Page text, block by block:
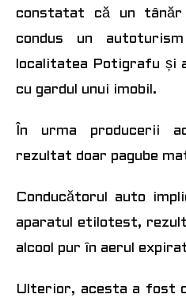
constatat că un
condus un
localitatea Potigrafu și
cu gardul unui imobil.
În urma producerii
rezultat doar pagube
Conducătorul auto
aparatul etilotest,
alcool pur în aerul
Ulterior, acesta a fost